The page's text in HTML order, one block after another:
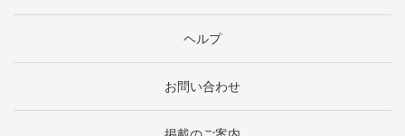
ヘルプ
お問い合わせ